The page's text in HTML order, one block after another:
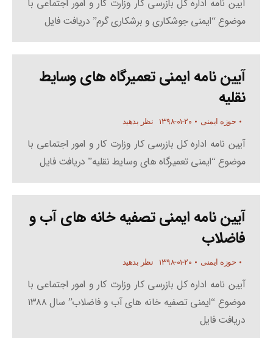
آیین نامه اداره کل بازرسی کار وزارت کار و امور اجتماعی با
موضوع “ایمنی جوشکاری و برشکاری گرم” دریافت فایل
آیین نامه ایمنی تعمیرگاه های وسایط
نقلیه
حوزه ایمنی ۱۳۹۸-۰۱-۲۰ نظر بدهید
آیین نامه اداره کل بازرسی کار وزارت کار و امور اجتماعی با
موضوع “ایمنی تعمیرگاه های وسایط نقلیه” دریافت فایل
آیین نامه ایمنی تصفیه خانه های آب و
فاضلاب
حوزه ایمنی ۱۳۹۸-۰۱-۲۰ نظر بدهید
آیین نامه اداره کل بازرسی کار وزارت کار و امور اجتماعی با
موضوع “ایمنی تصفیه خانه های آب و فاضلاب” سال ۱۳۸۸
دریافت فایل